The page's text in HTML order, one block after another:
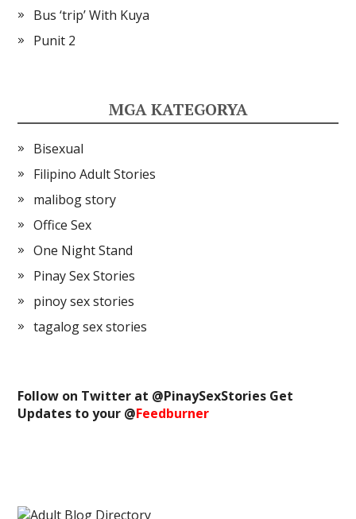
Bus ‘trip’ With Kuya
Punit 2
MGA KATEGORYA
Bisexual
Filipino Adult Stories
malibog story
Office Sex
One Night Stand
Pinay Sex Stories
pinoy sex stories
tagalog sex stories
Follow on Twitter at @PinaySexStories Get
Updates to your @Feedburner